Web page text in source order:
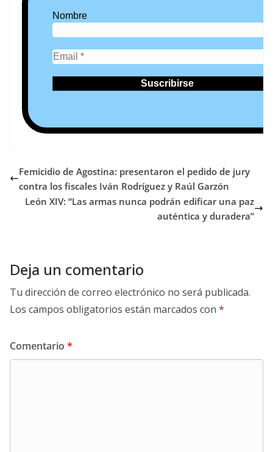
Nombre
Femicidio de Agostina: presentaron el pedido de jury
contra los fiscales Iván Rodríguez y Raúl Garzón
León XIV: “Las armas nunca podrán edificar una paz
auténtica y duradera”
Deja un comentario
Tu dirección de correo electrónico no será publicada.
Los campos obligatorios están marcados con *
Comentario *